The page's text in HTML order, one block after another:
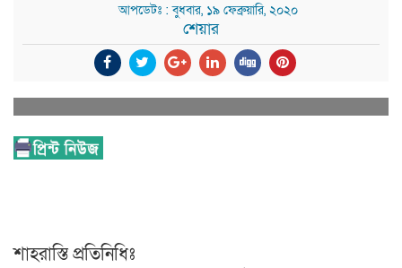
আপডেটঃ : বুধবার, ১৯ ফেব্রুয়ারি, ২০২০
শেয়ার
শাহরাস্তি প্রতিনিধিঃ